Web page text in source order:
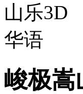
峻极嵩